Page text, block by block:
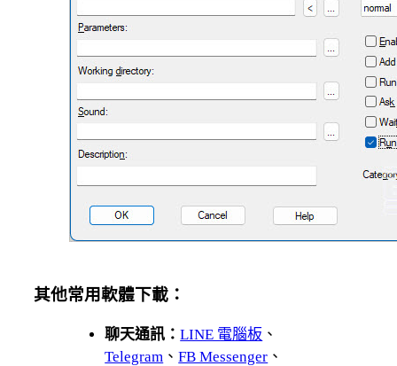
其他常用軟體下載：
聊天通訊：LINE 電腦板 、
Telegram 、FB Messenger 、